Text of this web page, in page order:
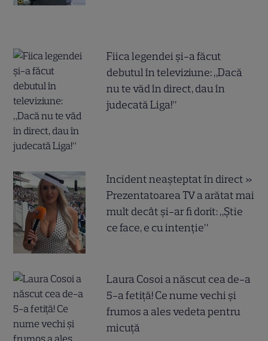
Fiica legendei și-a făcut
debutul în televiziune: „Dacă
nu te văd în direct, dau în
judecată Liga!”
Incident neașteptat în direct »
Prezentatoarea TV a arătat mai
mult decât și-ar fi dorit: „Știe
ce face, e cu intenție”
Laura Cosoi a născut cea de-a
5-a fetiță! Ce nume vechi și
frumos a ales vedeta pentru
micuță